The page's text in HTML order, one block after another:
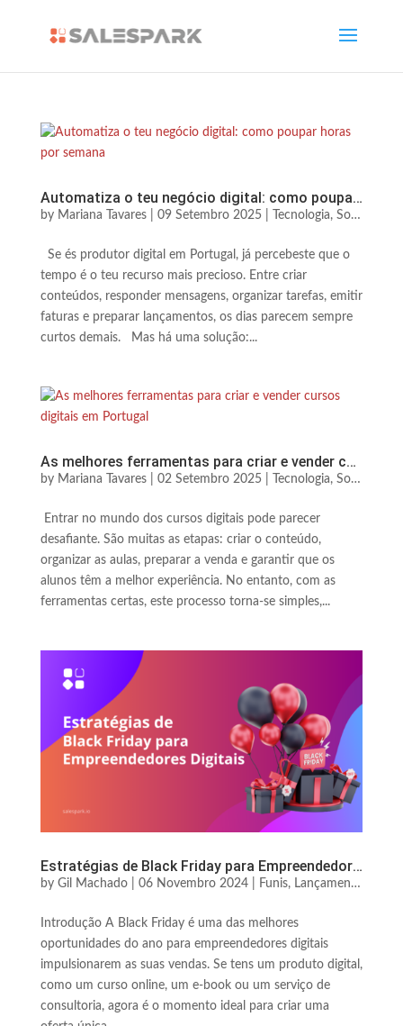
Automatiza o teu negócio digital: como poupar horas por semana
by Mariana Tavares| 09 Setembro 2025| Tecnologia, Software & Automação
Se és produtor digital em Portugal, já percebeste que o
tempo é o teu recurso mais precioso. Entre criar
conteúdos, responder mensagens, organizar tarefas, emitir
faturas e preparar lançamentos, os dias parecem sempre
curtos demais. Mas há uma solução:...
As melhores ferramentas para criar e vender cursos digitais em Portugal
by Mariana Tavares| 02 Setembro 2025| Tecnologia, Software & Automação
Entrar no mundo dos cursos digitais pode parecer
desafiante. São muitas as etapas: criar o conteúdo,
organizar as aulas, preparar a venda e garantir que os
alunos têm a melhor experiência. No entanto, com as
ferramentas certas, este processo torna-se simples,...
Estratégias de Black Friday para Empreendedores Digitais
by Gil Machado| 06 Novembro 2024| Funis, Lançamentos & Escala
Introdução A Black Friday é uma das melhores
oportunidades do ano para empreendedores digitais
impulsionarem as suas vendas. Se tens um produto digital,
como um curso online, um e-book ou um serviço de
consultoria, agora é o momento ideal para criar uma